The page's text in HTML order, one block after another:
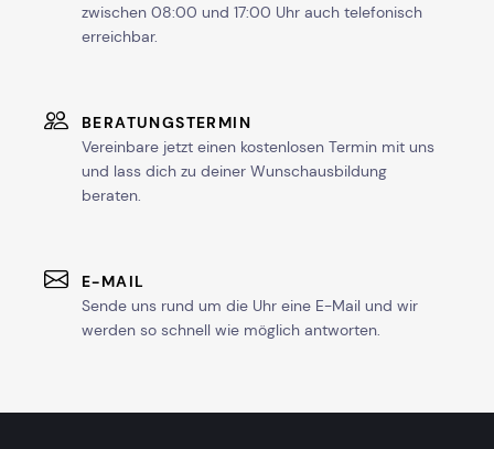
zwischen 08:00 und 17:00 Uhr auch telefonisch
erreichbar.
BERATUNGSTERMIN
Vereinbare jetzt einen kostenlosen Termin mit uns
und lass dich zu deiner Wunschausbildung
beraten.
E-MAIL
Sende uns rund um die Uhr eine E-Mail und wir
werden so schnell wie möglich antworten.